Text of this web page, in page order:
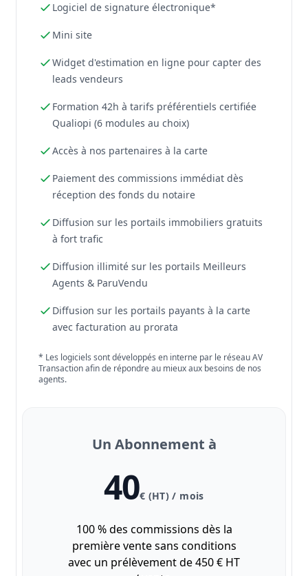
Logiciel de signature électronique*
Mini site
Widget d'estimation en ligne pour capter des
leads vendeurs
Formation 42h à tarifs préférentiels certifiée
Qualiopi (6 modules au choix)
Accès à nos partenaires à la carte
Paiement des commissions immédiat dès
réception des fonds du notaire
Diffusion sur les portails immobiliers gratuits
à fort trafic
Diffusion illimité sur les portails Meilleurs
Agents & ParuVendu
Diffusion sur les portails payants à la carte
avec facturation au prorata
* Les logiciels sont développés en interne par le réseau AV
Transaction afin de répondre au mieux aux besoins de nos
agents.
Un Abonnement à
40€ (HT) / mois
100 % des commissions dès la
première vente sans conditions
avec un prélèvement de 450 € HT